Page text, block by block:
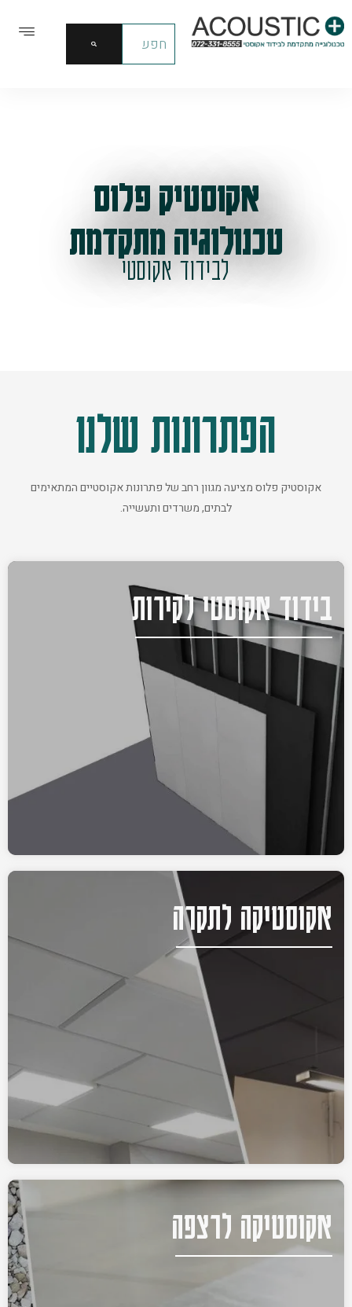
אקוסטיק פלוס
טכנולוגיה מתקדמת
לבידוד אקוסטי
הפתרונות שלנו
אקוסטיק פלוס מציעה מגוון רחב של פתרונות אקוסטיים המתאימים
לבתים, משרדים ותעשייה.
בידוד אקוסטי לקירות
אקוסטיקה לתקרה
אקוסטיקה לרצפה